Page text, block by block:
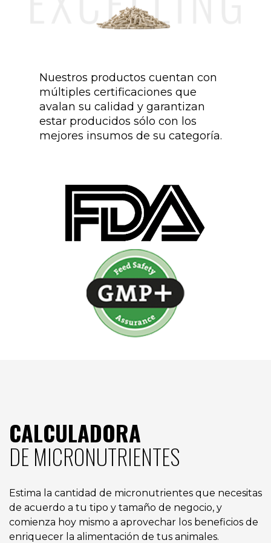
Nuestros productos cuentan con
múltiples certificaciones que
avalan su calidad y garantizan
estar producidos sólo con los
mejores insumos de su categoría.
CALCULADORA
DE MICRONUTRIENTES
Estima la cantidad de micronutrientes que necesitas
de acuerdo a tu tipo y tamaño de negocio, y
comienza hoy mismo a aprovechar los beneficios de
enriquecer la alimentación de tus animales.